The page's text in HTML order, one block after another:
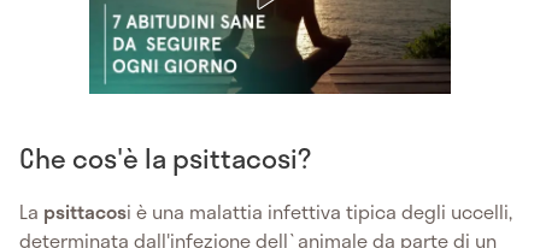
Che cos'è la psittacosi?
La psittacosi è una malattia infettiva tipica degli uccelli,
determinata dall'infezione dell`animale da parte di un